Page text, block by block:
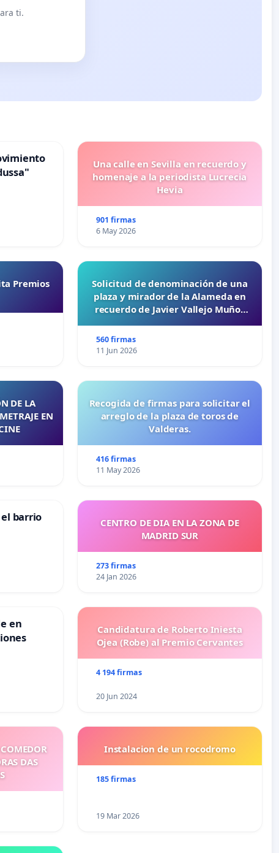
ti.
Una calle en Sevilla en recuerdo y
homenaje a la periodista Lucrecia
Hevia
901 firmas
6 May 2026
Premios
Solicitud de denominación de una
plaza y mirador de la Alameda en
recuerdo de Javier Vallejo Muñoz
560 firmas
11 Jun 2026
DE LA
EN
Recogida de firmas para solicitar el
arreglo de la plaza de toros de
Valderas.
416 firmas
11 May 2026
barrio
CENTRO DE DIA EN LA ZONA DE
MADRID SUR
273 firmas
24 Jan 2026
en
Candidatura de Roberto Iniesta
Ojea (Robe) al Premio Cervantes
4 194 firmas
20 Jun 2024
DAS
Instalacion de un rocodromo
185 firmas
19 Mar 2026